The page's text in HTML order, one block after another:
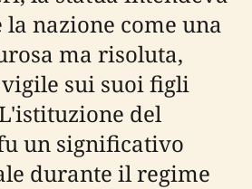
nazione come una
ma risoluta,
sui suoi figli
del
un significativo
durante il regime